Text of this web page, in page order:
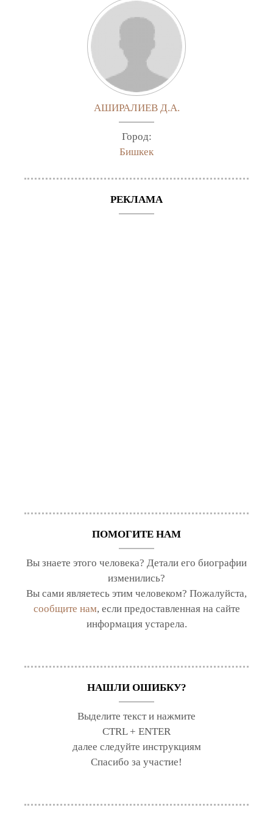
АШИРАЛИЕВ Д.А.
Город:
Бишкек
РЕКЛАМА
ПОМОГИТЕ НАМ
Вы знаете этого человека? Детали его биографии
изменились?
Вы сами являетесь этим человеком? Пожалуйста,
сообщите нам, если предоставленная на сайте
информация устарела.
НАШЛИ ОШИБКУ?
Выделите текст и нажмите
CTRL + ENTER
далее следуйте инструкциям
Спасибо за участие!